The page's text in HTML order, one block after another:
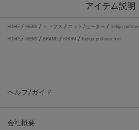
アイテム説明
HOME / MENS / トップス / ニット/セーター / Indigo
HOME / MENS / BRAND / KHOKI / Indigo pullover knit
ヘルプ/ガイド
会社概要